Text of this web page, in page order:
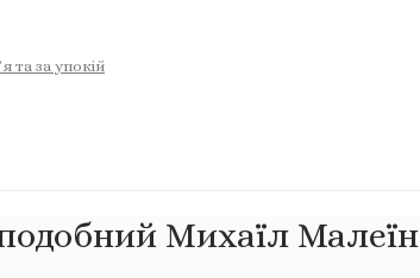
та за упокій
Михаїл Малеїн